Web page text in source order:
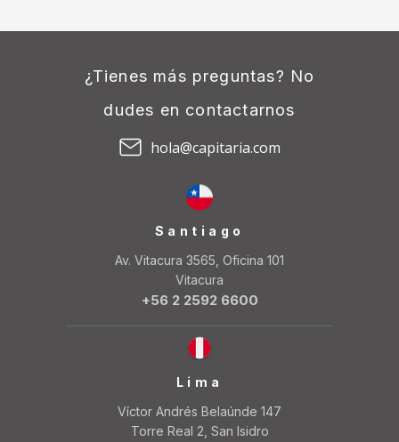
¿Tienes más preguntas? No
dudes en contactarnos
hola@capitaria.com
Santiago
Av. Vitacura 3565, Oficina 101
Vitacura
+56 2 2592 6600
Lima
Víctor Andrés Belaúnde 147
Torre Real 2, San Isidro